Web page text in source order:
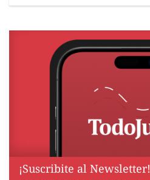
¡Suscribite al Newsletter!